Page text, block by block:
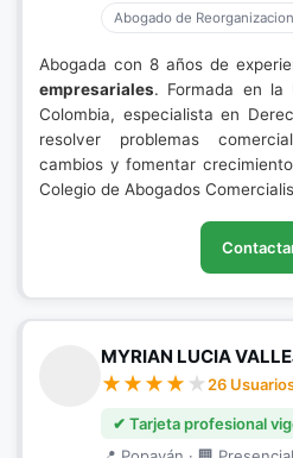
Abogado de
Abogada con 8 años de
empresariales. Formada en la
Colombia, especialista en
resolver problemas
cambios y fomentar
Colegio de Abogados
MYRIAN LUCIA
26
✔ Tarjeta profesional